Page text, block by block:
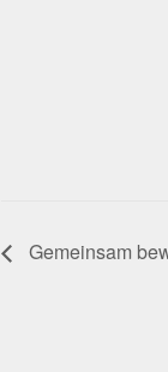
Gemeinsam